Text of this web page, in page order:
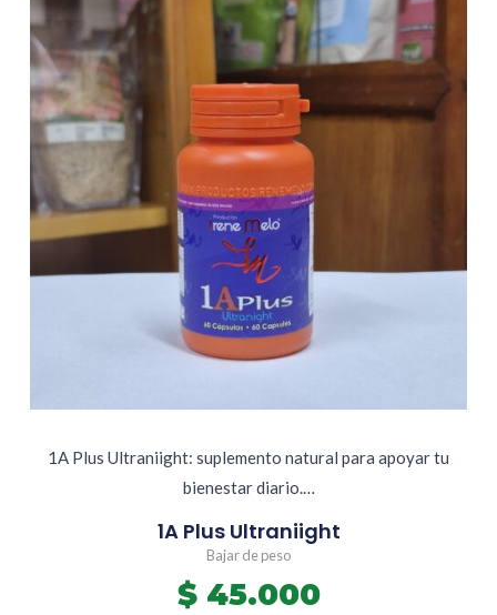
1A Plus Ultraniight: suplemento natural para apoyar tu
bienestar diario.…
1A Plus Ultraniight
Bajar de peso
$45.000